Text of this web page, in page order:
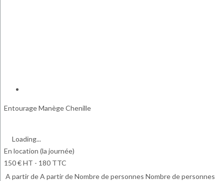
Entourage Manège Chenille
Loading...
En location (la journée)
150 € HT - 180 TTC
A partir deA partir deNombre de personnes Nombre de personnes